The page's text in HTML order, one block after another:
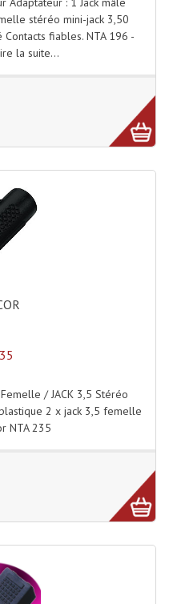
Guitare
& Sources
À Plats
Lecteur MP3
Intégrée
Et Logiciel
Sonore
Et Studio
stéréo mini-jack 3,50
fiables. NTA 196 -
la suite...
/ JACK 3,5 Stéréo
2 x jack 3,5 femelle
NTA 235